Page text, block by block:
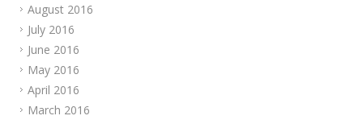
August 2016
July 2016
June 2016
May 2016
April 2016
March 2016